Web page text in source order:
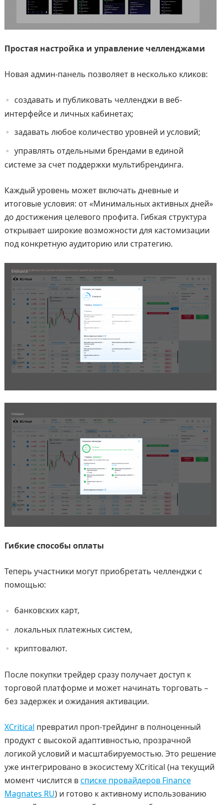
Простая настройка и управление челленджами
Новая админ-панель позволяет в несколько кликов:
создавать и публиковать челленджи в веб-
интерфейсе и личных кабинетах;
задавать любое количество уровней и условий;
управлять отдельными брендами в единой
системе за счет поддержки мультибрендинга.
Каждый уровень может включать дневные и
итоговые условия: от «Минимальных активных дней»
до достижения целевого профита. Гибкая структура
открывает широкие возможности для кастомизации
под конкретную аудиторию или стратегию.
Гибкие способы оплаты
Теперь участники могут приобретать челленджи с
помощью:
банковских карт,
локальных платежных систем,
криптовалют.
После покупки трейдер сразу получает доступ к
торговой платформе и может начинать торговать –
без задержек и ожидания активации.
XCritical превратил проп-трейдинг в полноценный
продукт с высокой адаптивностью, прозрачной
логикой условий и масштабируемостью. Это решение
уже интегрировано в экосистему XCritical (на текущий
момент числится всписке провайдеров Finance
Magnates RU) и готово к активному использованию